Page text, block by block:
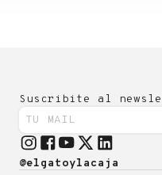
Suscribite al
@elgatoylacaja